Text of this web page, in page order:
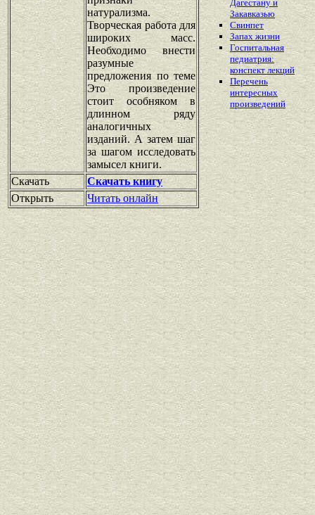
натурализма.
Творческая работа для
широких масс.
Необходимо внести
разумные
предложения по теме
Это произведение
стоит особняком в
длинном ряду
аналогичных
изданий. А затем шаг
за шагом исследовать
замысел книги.
Скачать
Скачать книгу
Открыть
Читать онлайн
Дагестану и
Закавказью
Свинпет
Запах жизни
Госпитальная
педиатрия:
конспект лекций
Перечень
интересных
произведений